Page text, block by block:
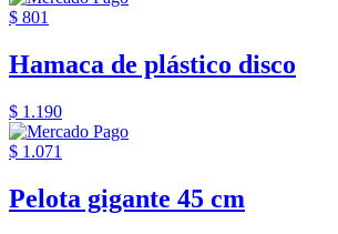
$ 801
Hamaca de plástico disco
$ 1.190
$ 1.071
Pelota gigante 45 cm